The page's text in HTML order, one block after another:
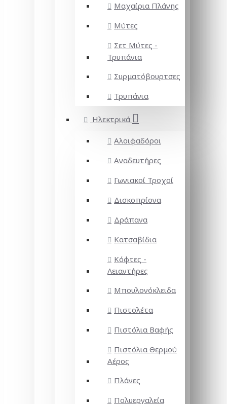
Μαχαίρια Πλάνης
Μύτες
Σετ Μύτες -
Τρυπάνια
Συρματόβουρτσες
Τρυπάνια
Ηλεκτρικά
Αλοιφαδόροι
Αναδευτήρες
Γωνιακοί Τροχοί
Δισκοπρίονα
Δράπανα
Κατσαβίδια
Κόφτες -
Λειαντήρες
Μπουλονόκλειδα
Πιστολέτα
Πιστόλια Βαφής
Πιστόλια Θερμού
Αέρος
Πλάνες
Πολυεργαλεία